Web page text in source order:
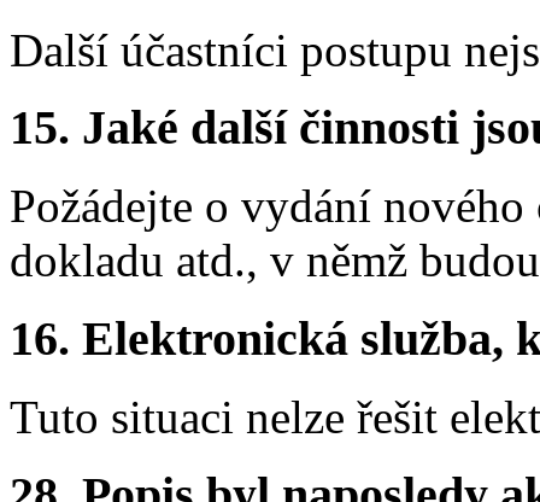
Další účastníci postupu
15. Jaké další činnosti
Požádejte o vydání
dokladu atd., v němž
16. Elektronická služba,
Tuto situaci nelze řešit